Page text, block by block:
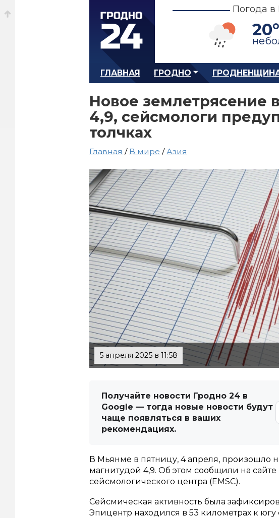
Погода в
ГЛАВНАЯ ГРОДНО
Новое землетрясение
4,9, сейсмологи
толчках
Главная / В мире /Азия
5 апреля 2025 в 11:58
Получайте новости Гродно 24 в
Google — тогда новые новости будут
чаще появляться в ваших
рекомендациях.
В Мьянме в пятницу, 4 апреля, произошло
магнитудой 4,9. Об этом сообщили на
сейсмологического центра (EMSC).
Сейсмическая активность была
Эпицентр находился в 53 километрах к